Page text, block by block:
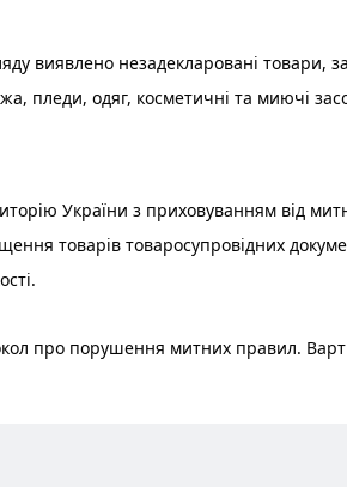
виявлено незадекларовані товари,
пледи, одяг, косметичні та миючі
України з приховуванням від
товарів товаросупровідних
про порушення митних правил.